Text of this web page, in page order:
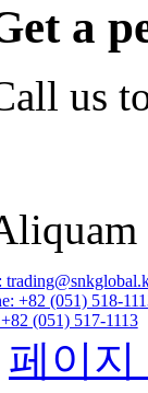
a
us
+82 (051) 518-
(051) 517-1113
페이지